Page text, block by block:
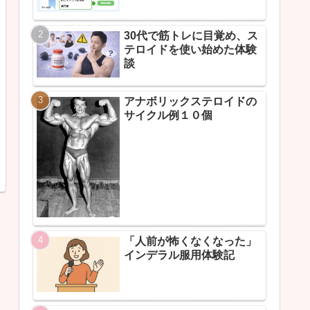
30代で筋トレに目覚め、ス
テロイドを使い始めた体験
談
アナボリックステロイドの
サイクル例１０個
「人前が怖くなくなった」
インデラル服用体験記